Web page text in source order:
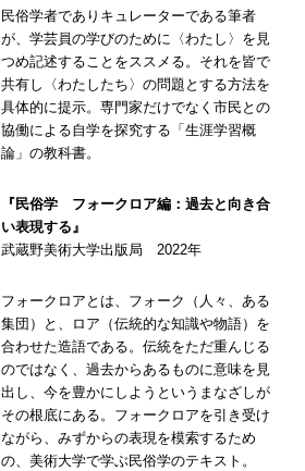
民俗学者でありキュレーターである筆者
が、学芸員の学びのために〈わたし〉を見
つめ記述することをススメる。それを皆で
共有し〈わたしたち〉の問題とする方法を
具体的に提示。専門家だけでなく市民との
協働による自学を探究する「生涯学習概
論」の教科書。
『民俗学 フォークロア編：過去と向き合
い表現する』
武蔵野美術大学出版局 2022年
フォークロアとは、フォーク（人々、ある
集団）と、ロア（伝統的な知識や物語）を
合わせた造語である。伝統をただ重んじる
のではなく、過去からあるものに意味を見
出し、今を豊かにしようというまなざしが
その根底にある。フォークロアを引き受け
ながら、みずからの表現を模索するため
の、美術大学で学ぶ民俗学のテキスト。